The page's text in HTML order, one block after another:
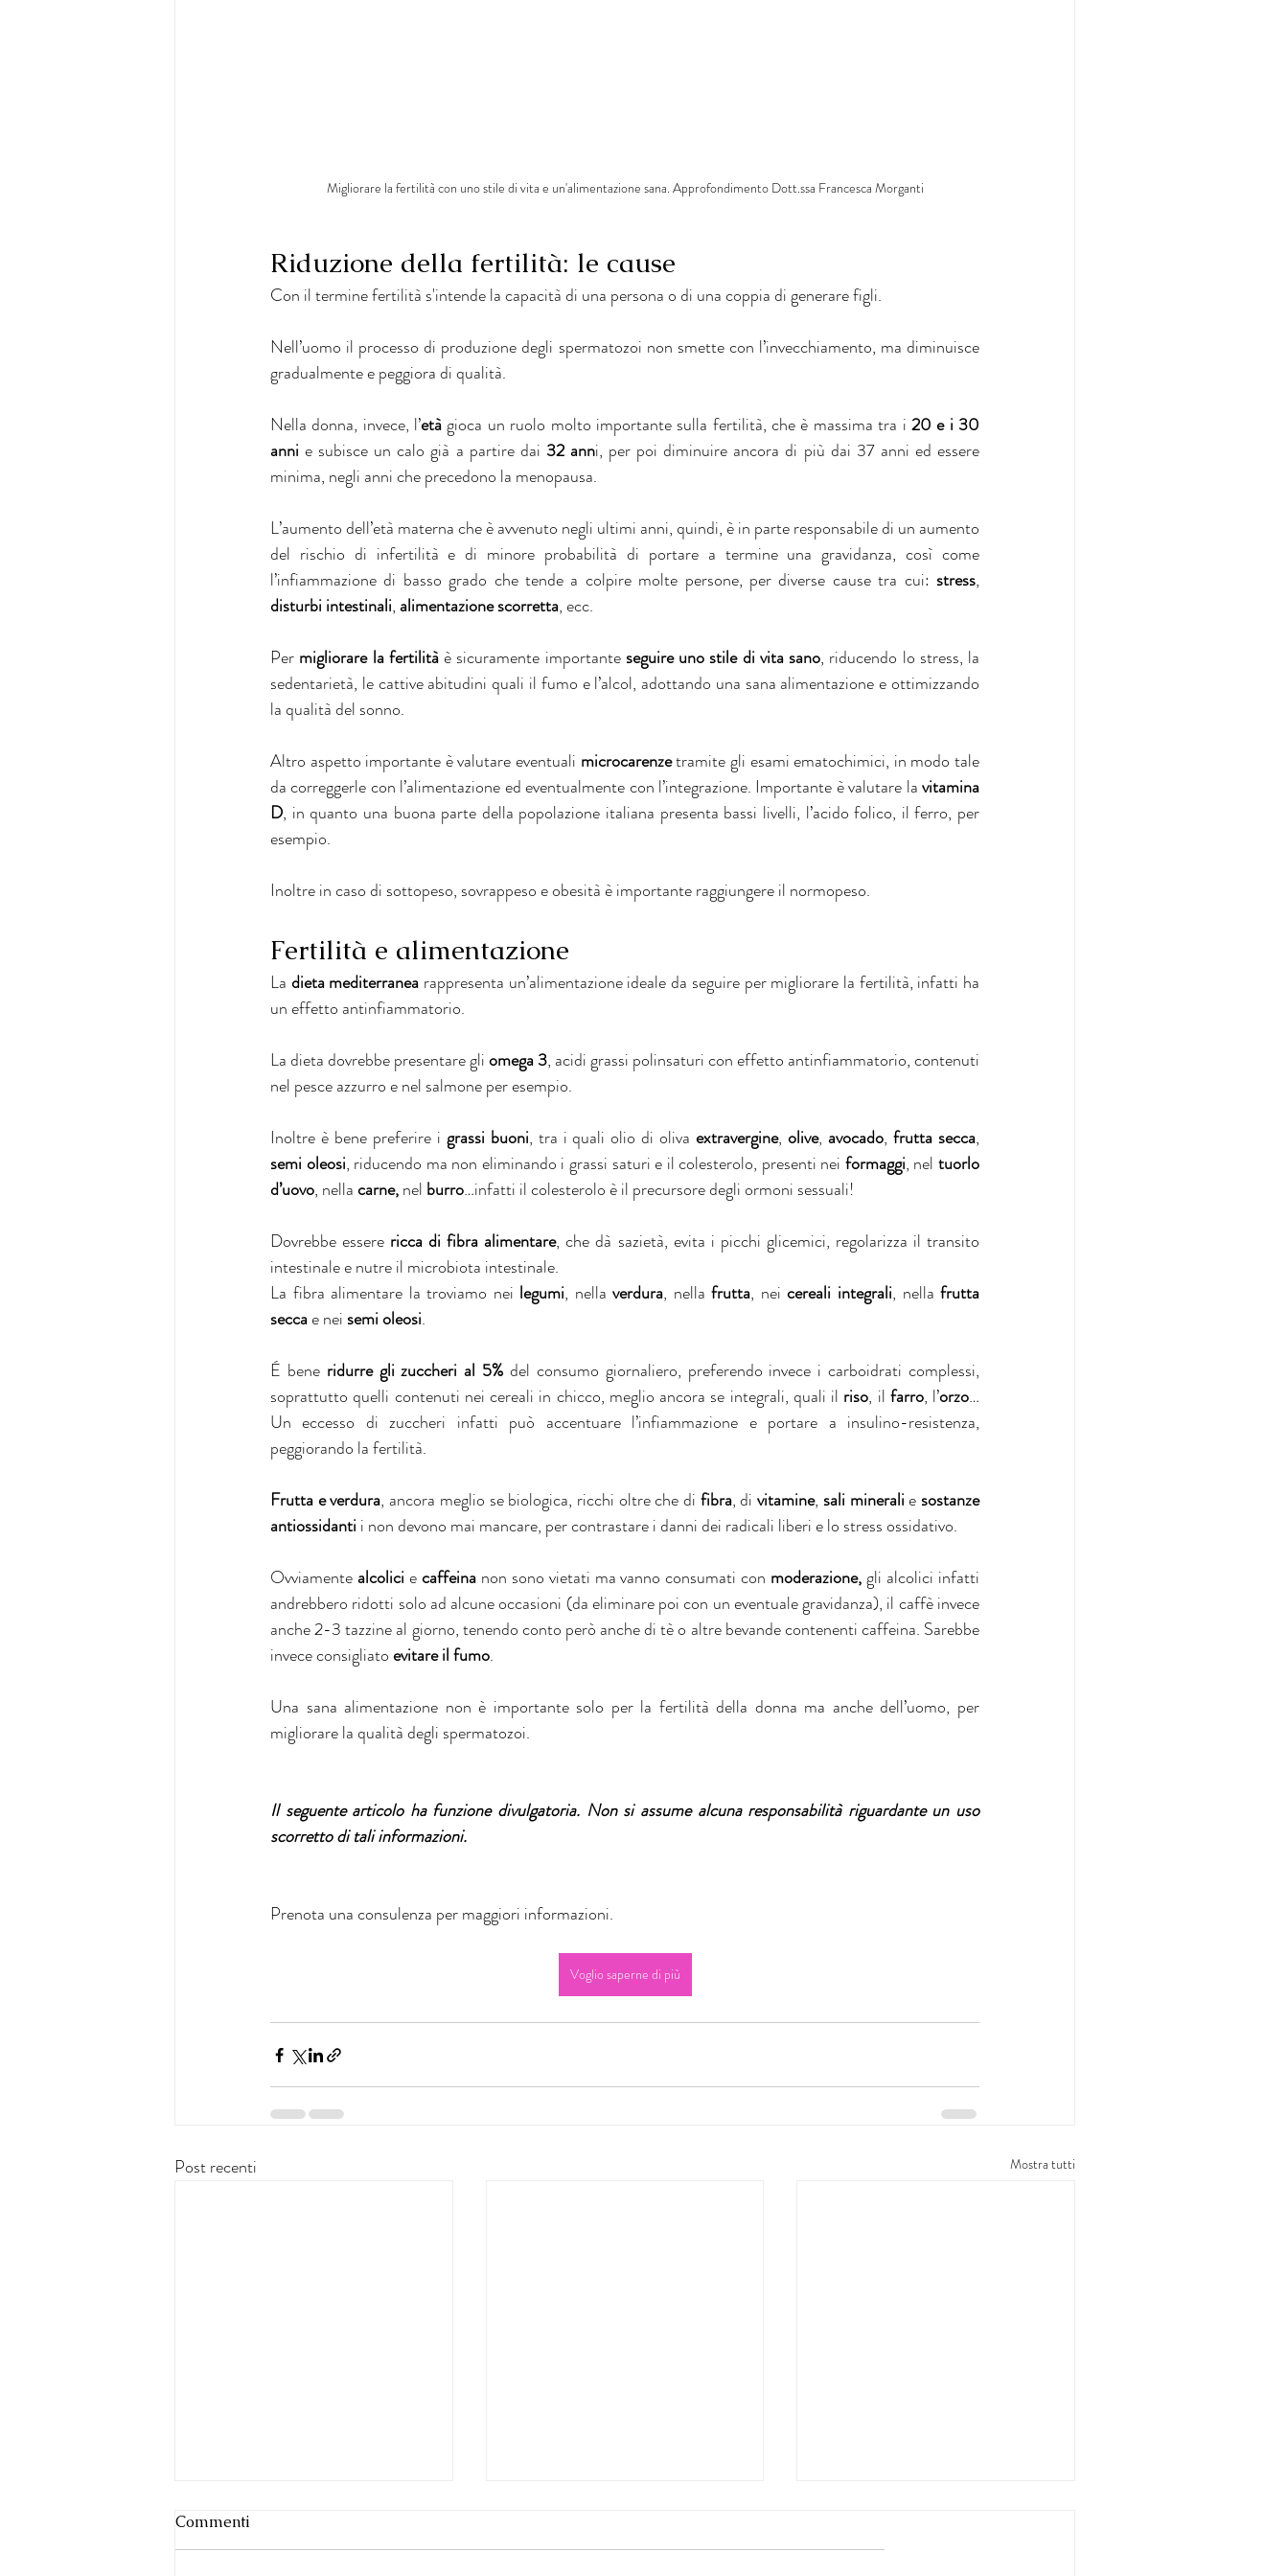
Migliorare la fertilità con uno stile di vita e un'alimentazione sana. Approfondimento Dott.ssa Francesca Morganti
Riduzione della fertilità: le cause
Con il termine fertilità s'intende la capacità di una persona o di una coppia di generare figli.
Nell’uomo il processo di produzione degli spermatozoi non smette con l’invecchiamento, ma diminuisce
gradualmente e peggiora di qualità.
Nella donna, invece, l’età gioca un ruolo molto importante sulla fertilità, che è massima tra i 20 e i 30
anni e subisce un calo già a partire dai 32 anni, per poi diminuire ancora di più dai 37 anni ed essere
minima, negli anni che precedono la menopausa.
L’aumento dell’età materna che è avvenuto negli ultimi anni, quindi, è in parte responsabile di un aumento
del rischio di infertilità e di minore probabilità di portare a termine una gravidanza, così come
l’infiammazione di basso grado che tende a colpire molte persone, per diverse cause tra cui: stress
disturbi intestinali, alimentazione scorretta, ecc.
Per migliorare la fertilità è sicuramente importante seguire uno stile di vita sano, riducendo lo stress, la
sedentarietà, le cattive abitudini quali il fumo e l’alcol, adottando una sana alimentazione e ottimizzando
la qualità del sonno.
Altro aspetto importante è valutare eventuali microcarenze tramite gli esami ematochimici, in modo tale
da correggerle con l’alimentazione ed eventualmente con l’integrazione. Importante è valutare la vitamina
D, in quanto una buona parte della popolazione italiana presenta bassi livelli, l’acido folico, il ferro, per
esempio.
Inoltre in caso di sottopeso, sovrappeso e obesità è importante raggiungere il normopeso.
Fertilità e alimentazione
La dieta mediterranea rappresenta un’alimentazione ideale da seguire per migliorare la fertilità, infatti ha
un effetto antinfiammatorio.
La dieta dovrebbe presentare gli omega 3, acidi grassi polinsaturi con effetto antinfiammatorio, contenuti
nel pesce azzurro e nel salmone per esempio.
Inoltre è bene preferire i grassi buoni, tra i quali olio di oliva extravergine, olive, avocado, frutta secca
semi oleosi, riducendo ma non eliminando i grassi saturi e il colesterolo, presenti nei formaggi, nel tuorlo
d’uovo, nella carne, nel burro…infatti il colesterolo è il precursore degli ormoni sessuali!
Dovrebbe essere ricca di fibra alimentare, che dà sazietà, evita i picchi glicemici, regolarizza il transito
intestinale e nutre il microbiota intestinale.
La fibra alimentare la troviamo nei legumi, nella verdura, nella frutta, nei cereali integrali, nella frutta
secca e nei semi oleosi.
É bene ridurre gli zuccheri al 5% del consumo giornaliero, preferendo invece i carboidrati complessi,
soprattutto quelli contenuti nei cereali in chicco, meglio ancora se integrali, quali il riso, il farro, l’orzo…
Un eccesso di zuccheri infatti può accentuare l’infiammazione e portare a insulino-resistenza,
peggiorando la fertilità.
Frutta e verdura, ancora meglio se biologica, ricchi oltre che di fibra, di vitamine, sali minerali e sostanze
antiossidanti i non devono mai mancare, per contrastare i danni dei radicali liberi e lo stress ossidativo.
Ovviamente alcolici e caffeina non sono vietati ma vanno consumati con moderazione, gli alcolici infatti
andrebbero ridotti solo ad alcune occasioni (da eliminare poi con un eventuale gravidanza), il caffè invece
anche 2-3 tazzine al giorno, tenendo conto però anche di tè o altre bevande contenenti caffeina. Sarebbe
invece consigliato evitare il fumo.
Una sana alimentazione non è importante solo per la fertilità della donna ma anche dell’uomo, per
migliorare la qualità degli spermatozoi.
Il seguente articolo ha funzione divulgatoria. Non si assume alcuna responsabilità riguardante un uso
scorretto di tali informazioni.
Prenota una consulenza per maggiori informazioni.
Voglio saperne di più
Post recenti Mostra tutti
Commenti